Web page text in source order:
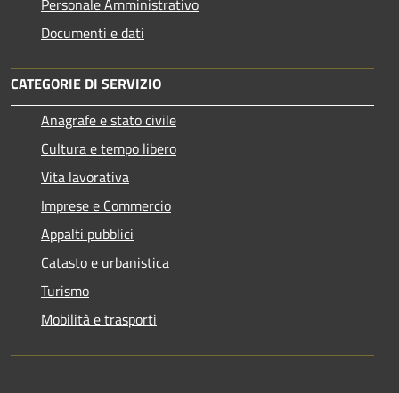
Documenti e dati
CATEGORIE DI SERVIZIO
Anagrafe e stato civile
Cultura e tempo libero
Vita lavorativa
Imprese e Commercio
Appalti pubblici
Catasto e urbanistica
Turismo
Mobilità e trasporti